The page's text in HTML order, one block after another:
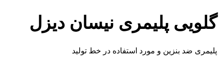
گلویی پلیمری نیسان دیزل
پلیمری ضد بنزین و مورد استفاده در خط تولید